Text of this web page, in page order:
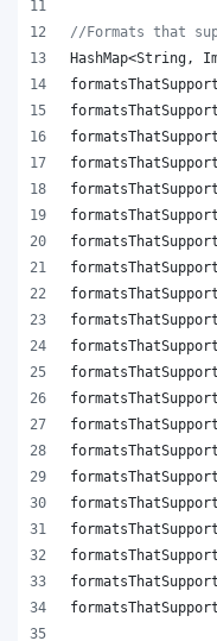
//Formats that
HashMap<String ,